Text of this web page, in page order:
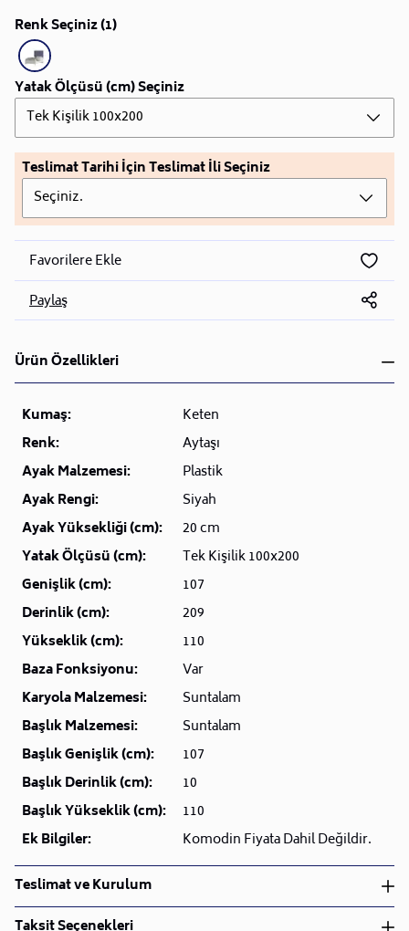
Renk Seçiniz (1)
Yatak Ölçüsü (cm) Seçiniz
Tek Kişilik 100x200
Teslimat Tarihi İçin Teslimat İli Seçiniz
Seçiniz.
Favorilere Ekle
Paylaş
Ürün Özellikleri
Kumaş:
Keten
Renk:
Aytaşı
Ayak Malzemesi:
Plastik
Ayak Rengi:
Siyah
Ayak Yüksekliği (cm):
20 cm
Yatak Ölçüsü (cm):
Tek Kişilik 100x200
Genişlik (cm):
107
Derinlik (cm):
209
Yükseklik (cm):
110
Baza Fonksiyonu:
Var
Karyola Malzemesi:
Suntalam
Başlık Malzemesi:
Suntalam
Başlık Genişlik (cm):
107
Başlık Derinlik (cm):
10
Başlık Yükseklik (cm):
110
Ek Bilgiler:
Komodin Fiyata Dahil Değildir.
Teslimat ve Kurulum
Teslimat ve Kurulum